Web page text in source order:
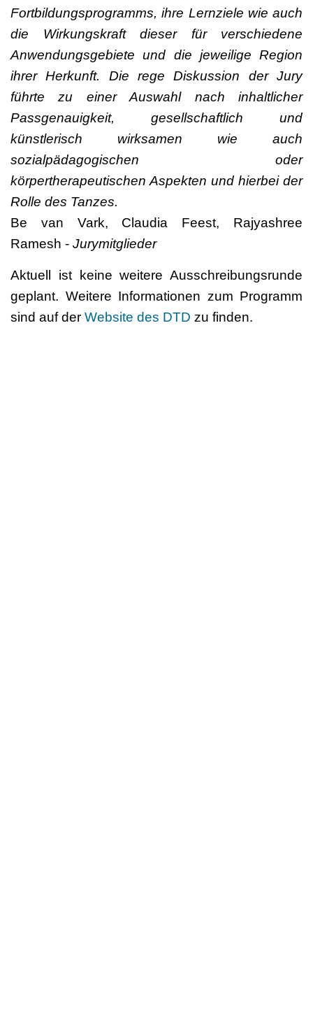
Fortbildungsprogramms, ihre Lernziele wie auch
die Wirkungskraft dieser für verschiedene
Anwendungsgebiete und die jeweilige Region
ihrer Herkunft. Die rege Diskussion der Jury
führte zu einer Auswahl nach inhaltlicher
Passgenauigkeit, gesellschaftlich und
künstlerisch wirksamen wie auch
sozialpädagogischen oder
körpertherapeutischen Aspekten und hierbei der
Rolle des Tanzes.
Be van Vark, Claudia Feest, Rajyashree
Ramesh - Jurymitglieder
Aktuell ist keine weitere Ausschreibungsrunde
geplant. Weitere Informationen zum Programm
sind auf der Website des DTD zu finden.